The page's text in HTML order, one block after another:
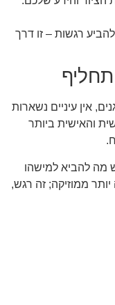
רגשות – זו דרך
אין עיניים נשארות
והאישית ביותר
להביא למישהו
ממוזיקה; זה רגש,